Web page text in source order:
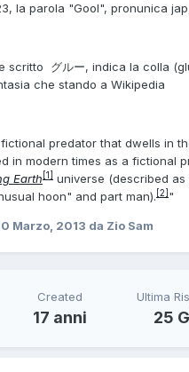
la parola "Gool", pronunica
scritto グルー, indica la colla
che stando a Wikipedia
predator that dwells in
in modern times as a fictional
Earth [1]
universe (described
hoon" and part man). [2] "
Marzo, 2013 da Zio Sam
Created
17 anni
Ultima
25